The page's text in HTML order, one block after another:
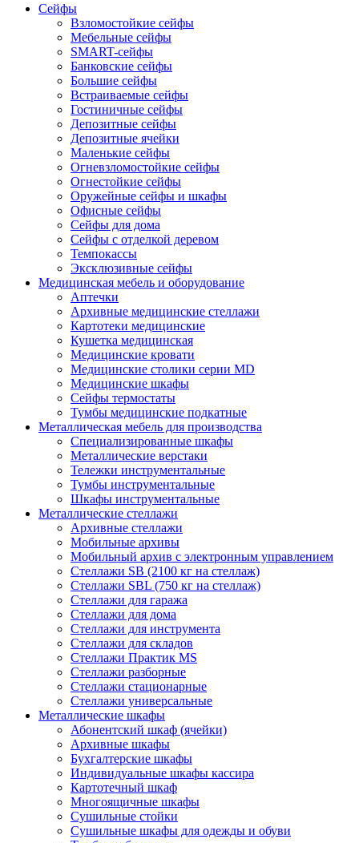
Сейфы
Взломостойкие сейфы
Мебельные сейфы
SMART-сейфы
Банковские сейфы
Большие сейфы
Встраиваемые сейфы
Гостиничные сейфы
Депозитные сейфы
Депозитные ячейки
Маленькие сейфы
Огневзломостойкие сейфы
Огнестойкие сейфы
Оружейные сейфы и шкафы
Офисные сейфы
Сейфы для дома
Сейфы с отделкой деревом
Темпокассы
Эксклюзивные сейфы
Медицинская мебель и оборудование
Аптечки
Архивные медицинские стеллажи
Картотеки медицинские
Кушетка медицинская
Медицинские кровати
Медицинские столики серии MD
Медицинские шкафы
Сейфы термостаты
Тумбы медицинские подкатные
Металлическая мебель для производства
Cпециализированные шкафы
Металлические верстаки
Тележки инструментальные
Тумбы инструментальные
Шкафы инструментальные
Металлические стеллажи
Архивные стеллажи
Мобильные архивы
Мобильный архив с электронным управлением
Стеллажи SB (2100 кг на стеллаж)
Стеллажи SBL (750 кг на стеллаж)
Стеллажи для гаража
Стеллажи для дома
Стеллажи для инструмента
Стеллажи для складов
Стеллажи Практик MS
Стеллажи разборные
Стеллажи стационарные
Стеллажи универсальные
Металлические шкафы
Абонентский шкаф (ячейки)
Архивные шкафы
Бухгалтерские шкафы
Индивидуальные шкафы кассира
Картотечный шкаф
Многоящичные шкафы
Сушильные стойки
Сушильные шкафы для одежды и обуви